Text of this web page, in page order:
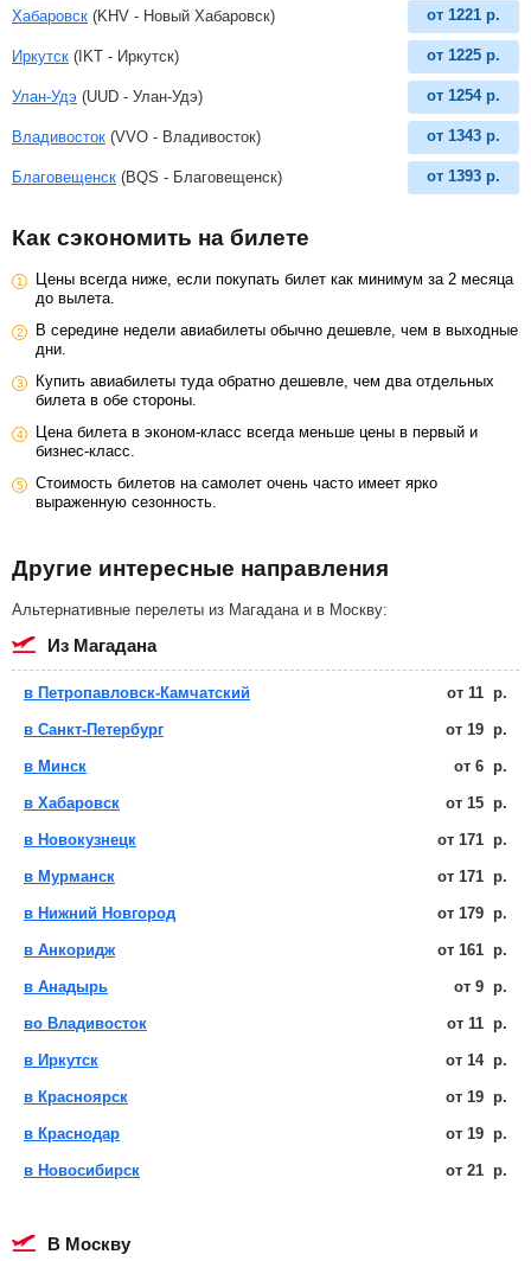
Хабаровск (KHV - Новый Хабаровск) от 1221 р.
Иркутск (IKT - Иркутск) от 1225 р.
Улан-Удэ (UUD - Улан-Удэ) от 1254 р.
Владивосток (VVO - Владивосток) от 1343 р.
Благовещенск (BQS - Благовещенск) от 1393 р.
Как сэкономить на билете
Цены всегда ниже, если покупать билет как минимум за 2 месяца
до вылета.
В середине недели авиабилеты обычно дешевле, чем в выходные
дни.
Купить авиабилеты туда обратно дешевле, чем два отдельных
билета в обе стороны.
Цена билета в эконом-класс всегда меньше цены в первый и
бизнес-класс.
Стоимость билетов на самолет очень часто имеет ярко
выраженную сезонность.
Другие интересные направления
Альтернативные перелеты из Магадана и в Москву:
из Магадана
в Петропавловск-Камчатский от 11 р.
в Санкт-Петербург от 19 р.
в Минск от 6 р.
в Хабаровск от 15 р.
в Новокузнецк от 171 р.
в Мурманск от 171 р.
в Нижний Новгород от 179 р.
в Анкоридж от 161 р.
в Анадырь от 9 р.
во Владивосток от 11 р.
в Иркутск от 14 р.
в Красноярск от 19 р.
в Краснодар от 19 р.
в Новосибирск от 21 р.
в Москву